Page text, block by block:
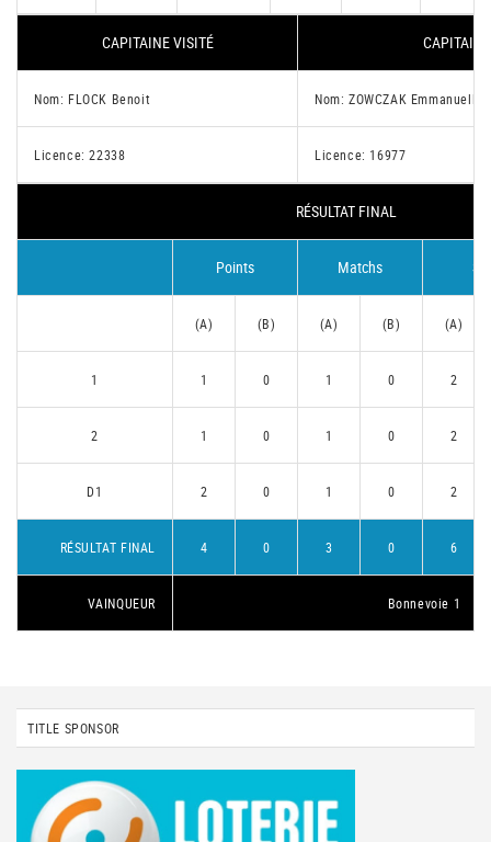
CAPITAINE VISITÉ
Nom: FLOCK Benoit Nom: ZOWCZAK Emmanuelle
Licence: 22338 Licence: 16977
RÉSULTAT FINAL
Points Matchs
(A) (B) (A) (B) (A)
1 1 0 1 0 2
2 1 0 1 0 2
D1 2 0 1 0 2
RÉSULTAT FINAL 4 0 3 0 6
VAINQUEUR Bonnevoie 1
TITLE SPONSOR